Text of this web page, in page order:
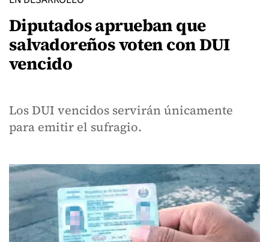
Diputados aprueban que
salvadoreños voten con DUI
vencido
Los DUI vencidos servirán únicamente
para emitir el sufragio.